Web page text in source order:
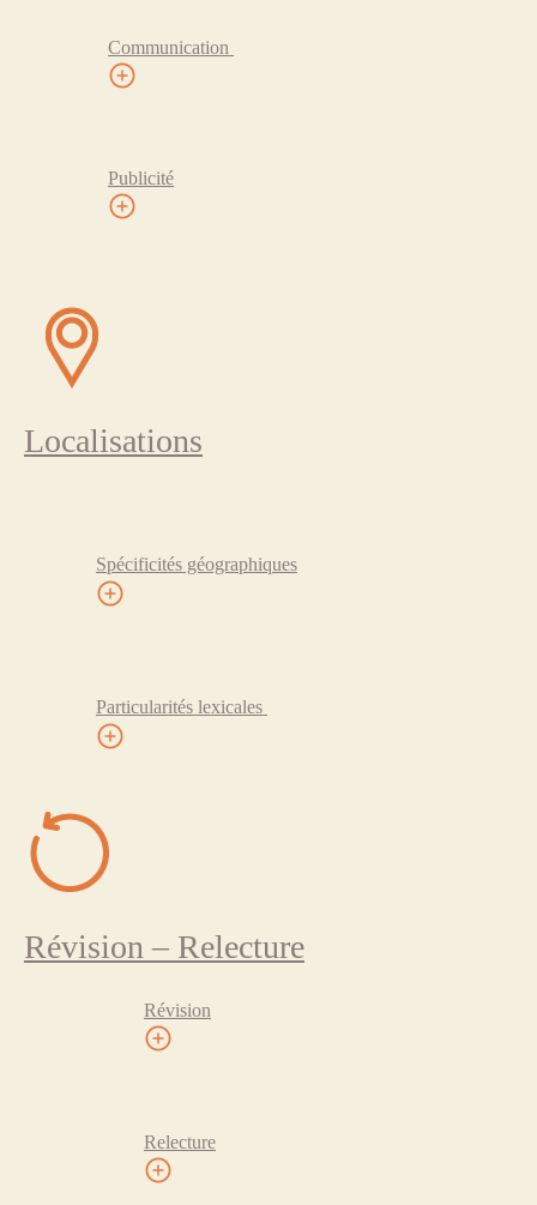
Communication
Publicité
Localisations
Spécificités géographiques
Particularités lexicales
Révision – Relecture
Révision
Relecture